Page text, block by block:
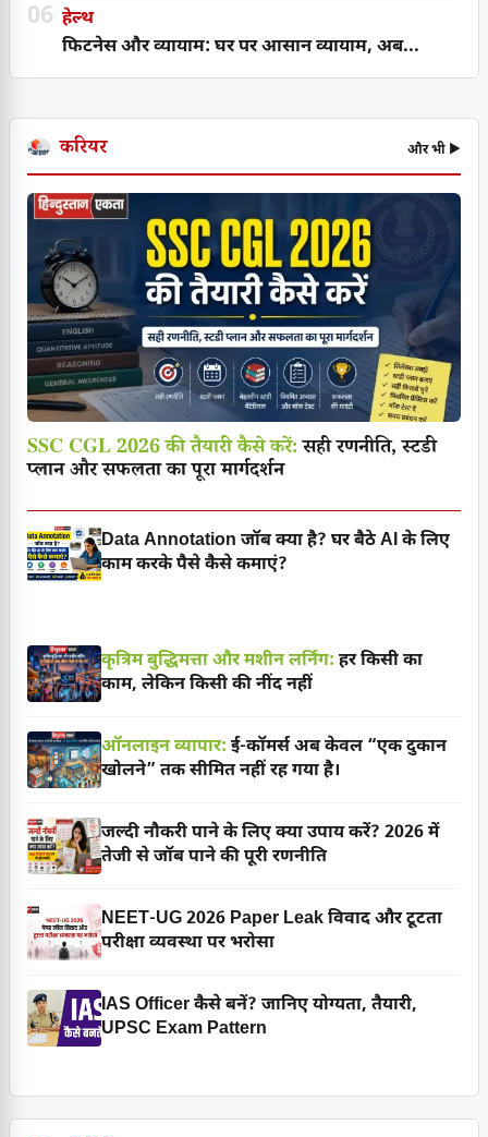
06 हेल्थ
फिटनेस और व्यायाम: घर पर आसान व्यायाम, अब...
करियर और भी ▶
SSC CGL 2026 की तैयारी कैसे करें:सही रणनीति, स्टडी
प्लान और सफलता का पूरा मार्गदर्शन
Data Annotation जॉब क्या है? घर बैठे AI के लिए
काम करके पैसे कैसे कमाएं?
कृत्रिम बुद्धिमत्ता और मशीन लर्निंग: हर किसी का
काम, लेकिन किसी की नींद नहीं
ऑनलाइन व्यापार: ई-कॉमर्स अब केवल “एक दुकान
खोलने” तक सीमित नहीं रह गया है।
जल्दी नौकरी पाने के लिए क्या उपाय करें? 2026 में
तेजी से जॉब पाने की पूरी रणनीति
NEET-UG 2026 Paper Leak विवाद और टूटता
परीक्षा व्यवस्था पर भरोसा
IAS Officer कैसे बनें? जानिए योग्यता, तैयारी,
UPSC Exam Pattern